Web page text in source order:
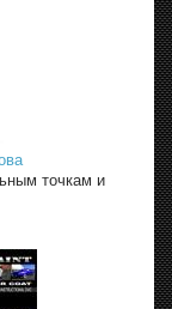
точкам и